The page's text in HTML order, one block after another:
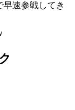
速参戦してき